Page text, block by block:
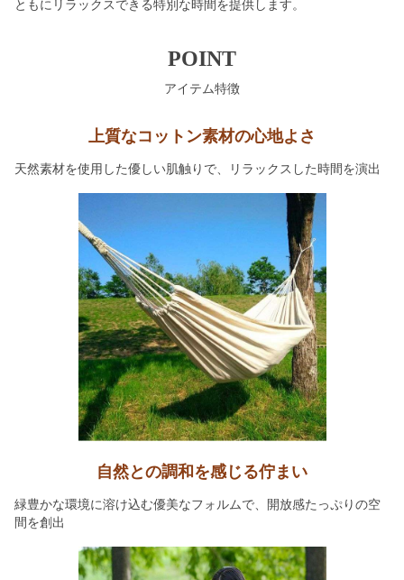
ともにリラックスできる特別な時間を提供します。
POINT
アイテム特徴
上質なコットン素材の心地よさ
天然素材を使用した優しい肌触りで、リラックスした時間を演出
自然との調和を感じる佇まい
緑豊かな環境に溶け込む優美なフォルムで、開放感たっぷりの空
間を創出